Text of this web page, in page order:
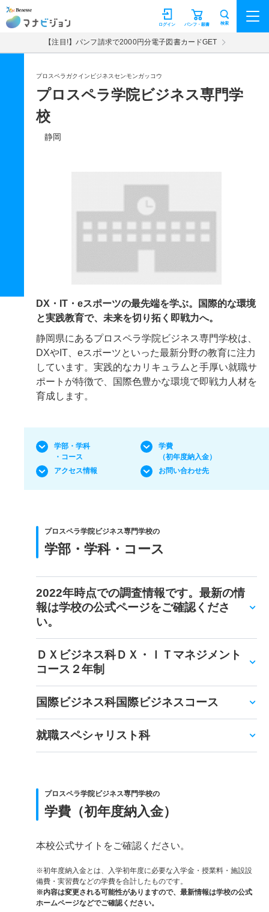
マナビジョン パンフ・願書
ログイン 検索
【注目!】パンフ請求で2000円分電子図書カードGET
プロスペラガクインビジネスセンモンガッコウ
プロスペラ学院ビジネス専門学
校
静岡
DX・IT・eスポーツの最先端を学ぶ。国際的な環境
と実践教育で、未来を切り拓く即戦力へ。
静岡県にあるプロスペラ学院ビジネス専門学校は、
DXやIT、eスポーツといった最新分野の教育に注力
しています。実践的なカリキュラムと手厚い就職サ
ポートが特徴で、国際色豊かな環境で即戦力人材を
育成します。
学部・学科
・コース
学費
（初年度納入金）
アクセス情報
お問い合わせ先
プロスペラ学院ビジネス専門学校の
学部・学科・コース
2022年時点での調査情報です。最新の情
報は学校の公式ページをご確認くださ
い。
ＤＸビジネス科ＤＸ・ＩＴマネジメント
コース２年制
国際ビジネス科国際ビジネスコース
就職スペシャリスト科
プロスペラ学院ビジネス専門学校の
学費（初年度納入金）
本校公式サイトをご確認ください。
※初年度納入金とは、入学初年度に必要な入学金・授業料・施設設
備費・実習費などの学費を合計したものです。
※内容は変更される可能性がありますので、最新情報は学校の公式
ホームページなどでご確認ください。